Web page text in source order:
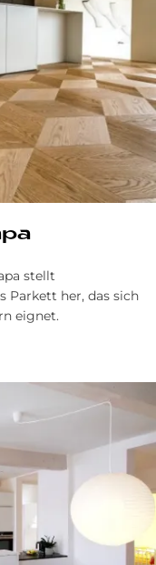
stellt
Parkett her, das sich
eignet.